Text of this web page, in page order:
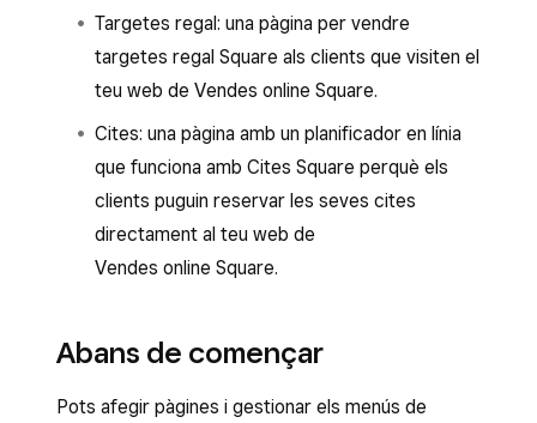
Targetes regal: una pàgina per vendre
targetes regal Square als clients que visiten el
teu web de Vendes online Square.
Cites: una pàgina amb un planificador en línia
que funciona amb Cites Square perquè els
clients puguin reservar les seves cites
directament al teu web de
Vendes online Square.
Abans de començar
Pots afegir pàgines i gestionar els menús de